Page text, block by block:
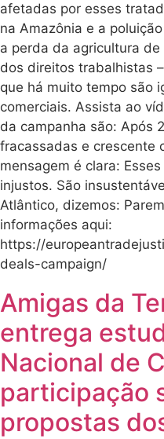
afetadas por esses
na Amazônia e a
a perda da agricultura
dos direitos trabalhistas
que há muito tempo são
comerciais. Assista ao
da campanha são: Após
fracassadas e crescente
mensagem é clara:
injustos. São
Atlântico, dizemos:
informações aqui:
https://
deals-campaign/
Amigas da
entrega
Nacional de
participação
propostas